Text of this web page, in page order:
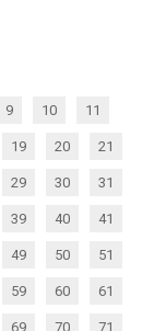
9 10 11
19 20 21
29 30 31
39 40 41
49 50 51
59 60 61
69 70 71